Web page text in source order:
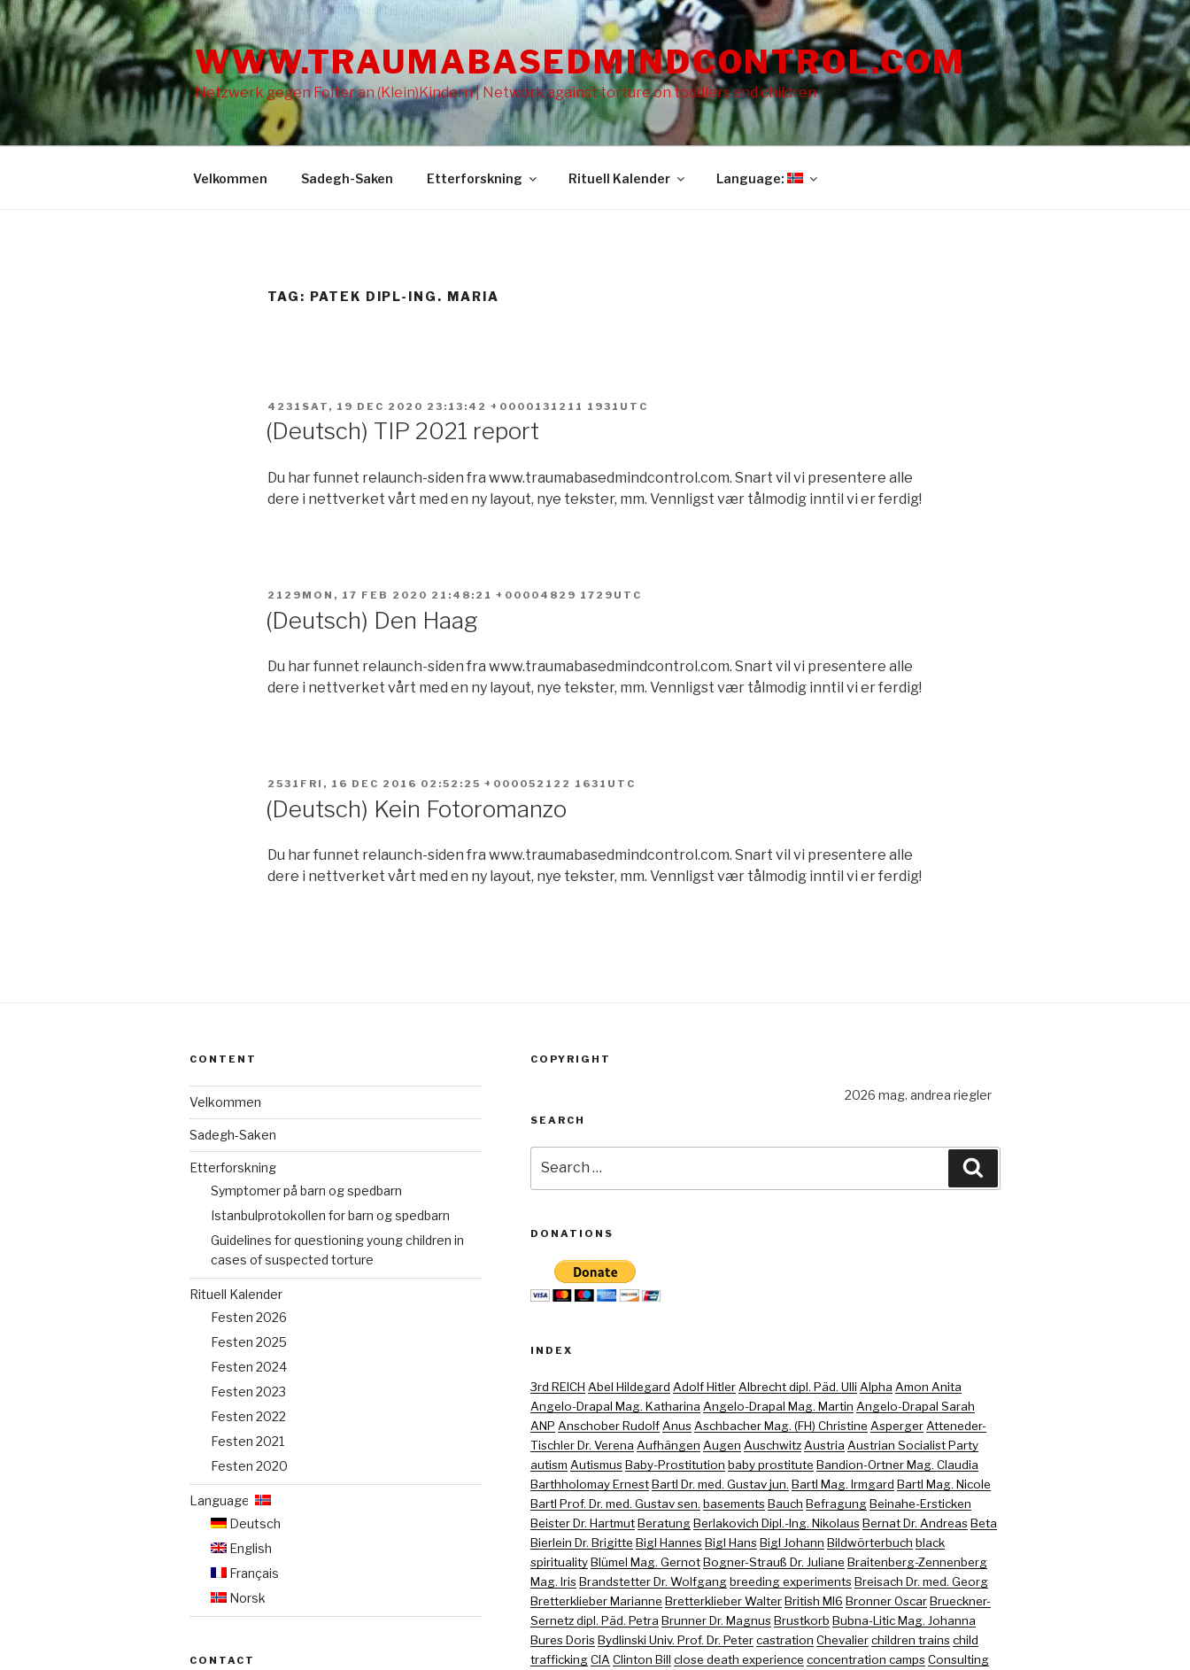
Skip
to
content
WWW.TRAUMABASEDMINDCONTROL.COM
Netzwerk gegen Folter an (Klein)Kindern | Network against torture on toddlers and children
Velkommen Sadegh-Saken Etterforskning Rituell Kalender Language:
TAG: PATEK DIPL-ING. MARIA
POSTED
ON
4231SAT, 19 DEC 2020 23:13:42 +0000131211 1931UTC
(Deutsch) TIP 2021 report
Du har funnet relaunch-siden fra www.traumabasedmindcontrol.com. Snart vil vi presentere alle
dere i nettverket vårt med en ny layout, nye tekster, mm. Vennligst vær tålmodig inntil vi er ferdig!
POSTED
2129MON, 17 FEB 2020 21:48:21 +00004829 1729UTC
(Deutsch) Den Haag
Du har funnet relaunch-siden fra www.traumabasedmindcontrol.com. Snart vil vi presentere alle
dere i nettverket vårt med en ny layout, nye tekster, mm. Vennligst vær tålmodig inntil vi er ferdig!
POSTED
ON
2531FRI, 16 DEC 2016 02:52:25 +000052122 1631UTC
(Deutsch) Kein Fotoromanzo
Du har funnet relaunch-siden fra www.traumabasedmindcontrol.com. Snart vil vi presentere alle
dere i nettverket vårt med en ny layout, nye tekster, mm. Vennligst vær tålmodig inntil vi er ferdig!
CONTENT
Velkommen
Sadegh-Saken
Etterforskning
Symptomer på barn og spedbarn
Istanbulprotokollen for barn og spedbarn
Guidelines for questioning young children in
cases of suspected torture
Rituell Kalender
Festen 2026
Festen 2025
Festen 2024
Festen 2023
Festen 2022
Festen 2021
Festen 2020
Language:
Deutsch
English
Français
Norsk
CONTACT
COPYRIGHT
2026 mag. andrea riegler
SEARCH
for:
DONATIONS
INDEX
3rd REICH Abel Hildegard Adolf Hitler Albrecht dipl. Päd. Ulli Alpha Amon Anita
Angelo-Drapal Mag. Katharina Angelo-Drapal Mag. Martin Angelo-Drapal Sarah
ANP Anschober Rudolf Anus Aschbacher Mag. (FH) Christine Asperger Atteneder-
Tischler Dr. Verena Aufhängen Augen Auschwitz Austria Austrian Socialist Party
autism Autismus Baby-Prostitution baby prostitute Bandion-Ortner Mag. Claudia
Barthholomay Ernest Bartl Dr. med. Gustav jun. Bartl Mag. Irmgard Bartl Mag. Nicole
Bartl Prof. Dr. med. Gustav sen. basements Bauch Befragung Beinahe-Ersticken
Beister Dr. Hartmut Beratung Berlakovich Dipl.-Ing. Nikolaus Bernat Dr. Andreas Beta
Bierlein Dr. Brigitte Bigl Hannes Bigl Hans Bigl Johann Bildwörterbuch black
spirituality Blümel Mag. Gernot Bogner-Strauß Dr. Juliane Braitenberg-Zennenberg
Mag. Iris Brandstetter Dr. Wolfgang breeding experiments Breisach Dr. med. Georg
Bretterklieber Marianne Bretterklieber Walter British MI6 Bronner Oscar Brueckner-
Sernetz dipl. Päd. Petra Brunner Dr. Magnus Brustkorb Bubna-Litic Mag. Johanna
Bures Doris Bydlinski Univ. Prof. Dr. Peter castration Chevalier children trains child
trafficking CIA Clinton Bill close death experience concentration camps Consulting